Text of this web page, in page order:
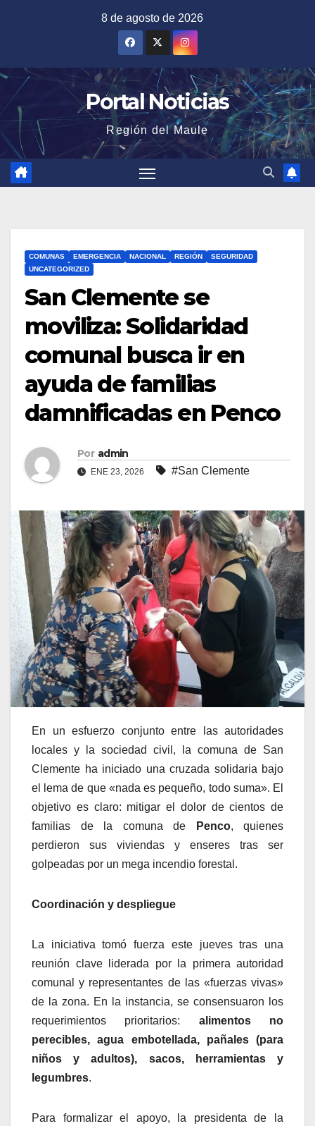
8 de agosto de 2026
Portal Noticias
Región del Maule
COMUNAS EMERGENCIA NACIONAL REGIÓN
SEGURIDAD
UNCATEGORIZED
San Clemente se
moviliza: Solidaridad
comunal busca ir en
ayuda de familias
damnificadas en Penco
Por admin
ENE 23, 2026 #San Clemente
En un esfuerzo conjunto entre las autoridades
locales y la sociedad civil, la comuna de San
Clemente ha iniciado una cruzada solidaria bajo
el lema de que «nada es pequeño, todo suma». El
objetivo es claro: mitigar el dolor de cientos de
familias de la comuna de
Penco, quienes
perdieron sus viviendas y enseres tras ser
golpeadas por un mega incendio forestal.
Coordinación y despliegue
La iniciativa tomó fuerza este jueves tras una
reunión clave liderada por la primera autoridad
comunal y representantes de las «fuerzas vivas»
de la zona. En la instancia, se consensuaron los
requerimientos prioritarios: alimentos no
perecibles, agua embotellada, pañales (para
niños y adultos), sacos, herramientas y
legumbres.
Para formalizar el apoyo, la presidenta de la